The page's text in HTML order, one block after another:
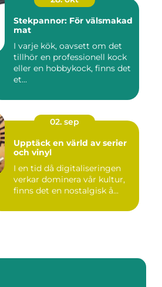
Stekpannor: För välsmakad
mat
I varje kök, oavsett om det
tillhör en professionell kock
eller en hobbykock, finns det
et...
02. sep
Upptäck en värld av serier
och vinyl
I en tid då digitaliseringen
verkar dominera vår kultur,
finns det en nostalgisk å...